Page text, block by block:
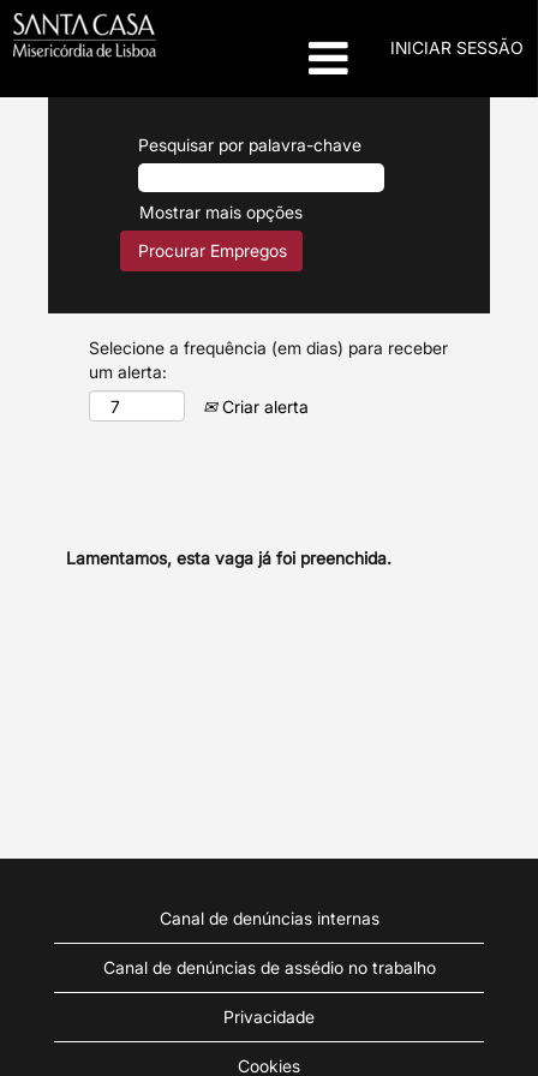
INICIAR SESSÃO
Pesquisar por palavra-chave
Mostrar mais opções
Selecione a frequência (em dias) para receber
um alerta:
Criar alerta
Lamentamos, esta vaga já foi preenchida.
Canal de denúncias internas
Canal de denúncias de assédio no trabalho
Privacidade
Cookies